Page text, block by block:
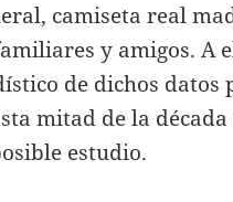
camiseta real
y amigos. A
de dichos datos
mitad de la década
estudio.